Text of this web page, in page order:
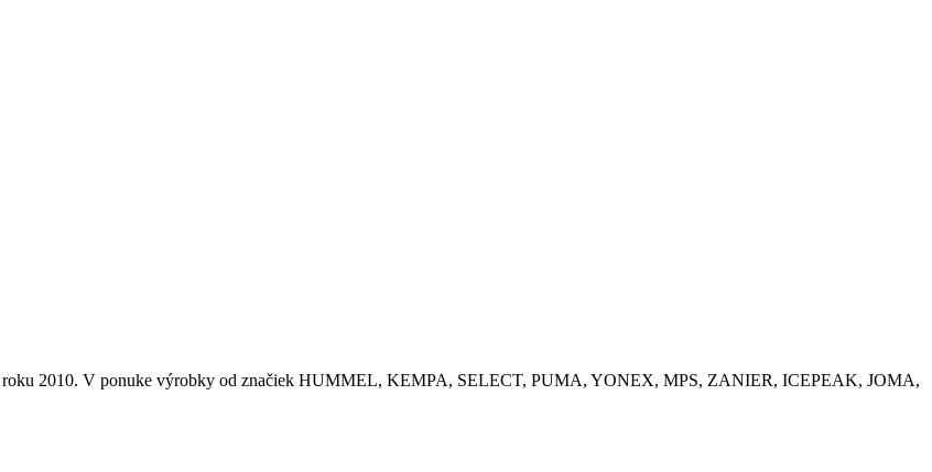
roku 2010. V ponuke výrobky od značiek HUMMEL, KEMPA, SELECT, PUMA, YONEX, MPS, ZANIER, ICEPEAK, JOMA,